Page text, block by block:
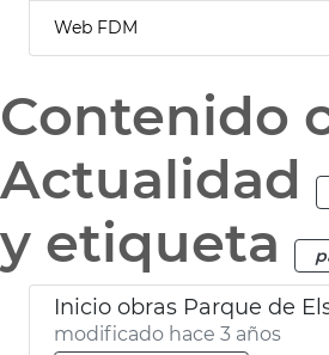
Web FDM
Contenido
Actualidad
y etiqueta
Inicio obras Parque de
modificado hace 3 años